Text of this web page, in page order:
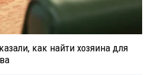
как найти хозяина для